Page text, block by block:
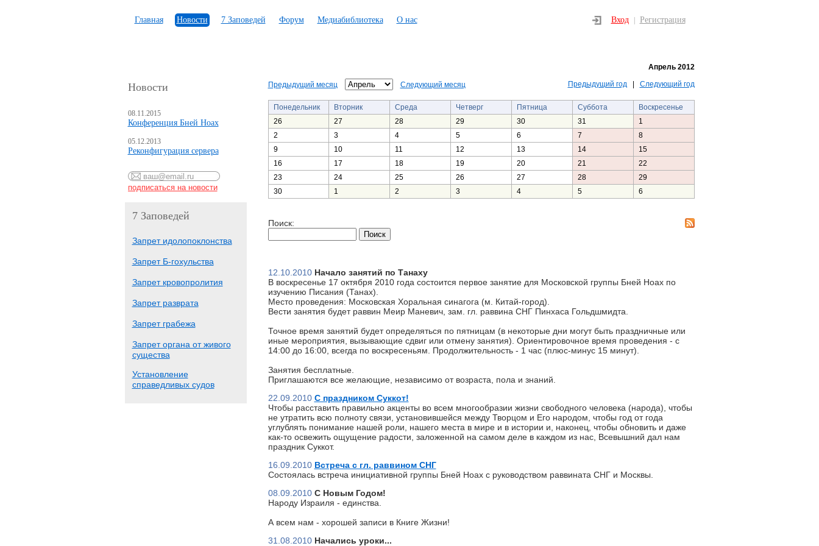
Главная Новости 7 Заповедей Форум Медиабиблиотека О нас Вход Регистрация
Новости
08.11.2015
Конференция Бней Ноах
05.12.2013
Реконфигурация сервера
7 Заповедей
Запрет идолопоклонства
Запрет Б-гохульства
Запрет кровопролития
Запрет разврата
Запрет грабежа
Запрет органа от живого
существа
Установление
справедливых судов
Апрель 2012
Предыдущий месяц Следующий месяц Предыдущий год| Следующий год
Понедельник Вторник Среда Четверг Пятница Суббота
Воскресенье
26
27 28 29 30 31
1
2
3 4 5 6 7
8
9
10 11 12 13 14
15
16
17 18 19 20 21
22
23
24 25 26 27 28
29
30
1 2 3 4 5 6
Поиск:
12.10.2010 Начало занятий по Танаху
В воскресенье 17 октября 2010 года состоится первое занятие для Московской группы Бней Ноах по
изучению Писания (Танах).
Место проведения: Московская Хоральная синагога (м. Китай-город).
Вести занятия будет раввин Меир Маневич, зам. гл. раввина СНГ Пинхаса Гольдшмидта.
Точное время занятий будет определяться по пятницам (в некоторые дни могут быть праздничные или
иные мероприятия, вызывающие сдвиг или отмену занятия). Ориентировочное время проведения - с
14:00 до 16:00, всегда по воскресеньям. Продолжительность - 1 час (плюс-минус 15 минут).
Занятия бесплатные.
Приглашаются все желающие, независимо от возраста, пола и знаний.
22.09.2010 С праздником Суккот!
Чтобы расставить правильно акценты во всем многообразии жизни свободного человека (народа), чтобы
не утратить всю полноту связи, установившейся между Творцом и Его народом, чтобы год от года
углублять понимание нашей роли, нашего места в мире и в истории и, наконец, чтобы обновить и даже
как-то освежить ощущение радости, заложенной на самом деле в каждом из нас, Всевышний дал нам
праздник Суккот.
16.09.2010 Встреча с гл. раввином СНГ
Состоялась встреча инициативной группы Бней Ноах с руководством раввината СНГ и Москвы.
08.09.2010 С Новым Годом!
Народу Израиля - единства.
А всем нам - хорошей записи в Книге Жизни!
31.08.2010 Начались уроки...